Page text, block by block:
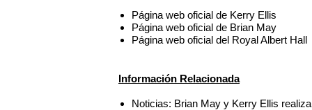
Página web oficial de Kerry Ellis
Página web oficial de Brian May
Página web oficial del Royal Albert Hall
Información Relacionada
Noticias: Brian May y Kerry Ellis